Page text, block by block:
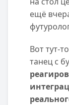
ещё
Вот тут-
танец с